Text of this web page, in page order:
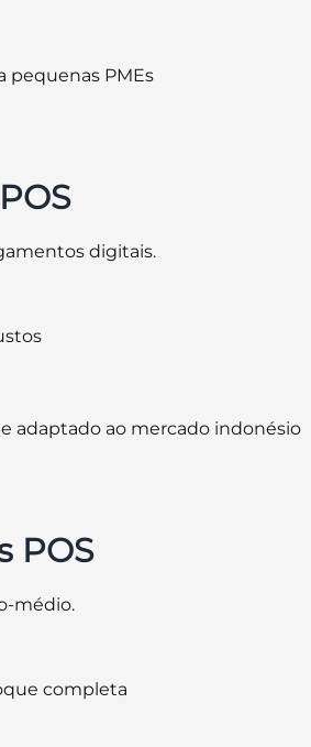
pequenas PMEs
digitais.
adaptado ao mercado indonésio
POS
médio.
completa